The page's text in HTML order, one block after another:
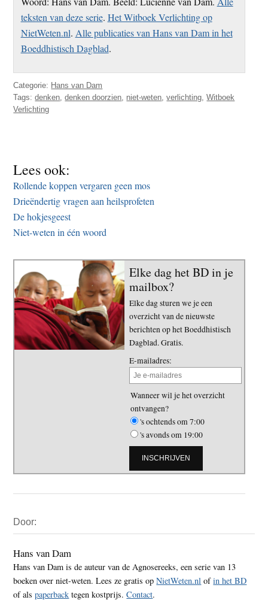
teksten van deze serie. Het Witboek Verlichting op
NietWeten.nl. Alle publicaties van Hans van Dam in het
Boeddhistisch Dagblad.
Categorie: Hans van Dam
Tags:denken,denken doorzien, niet-weten,verlichting,Witboek
Verlichting
Lees ook:
Rollende koppen vergaren geen mos
Drieëndertig vragen aan heilsprofeten
De hokjesgeest
Niet-weten in één woord
Elke dag het BD in je
mailbox?
Elke dag sturen we je een
overzicht van de nieuwste
berichten op het Boeddhistisch
Dagblad. Gratis.
E-mailadres:
Wanneer wil je het overzicht
ontvangen?
's ochtends om 7:00
's avonds om 19:00
Sidebar
Door:
Hans van Dam
Hans van Dam is de auteur van de Agnosereeks, een serie van 13
boeken over niet-weten. Lees ze gratis opNietWeten.nl ofin het BD
of alspaperback tegen kostprijs.Contact.